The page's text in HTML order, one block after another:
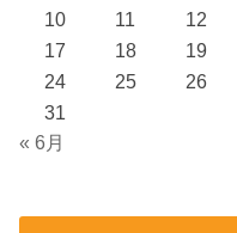
10
11 12
17
18 19
24
25 26
31
« 6月